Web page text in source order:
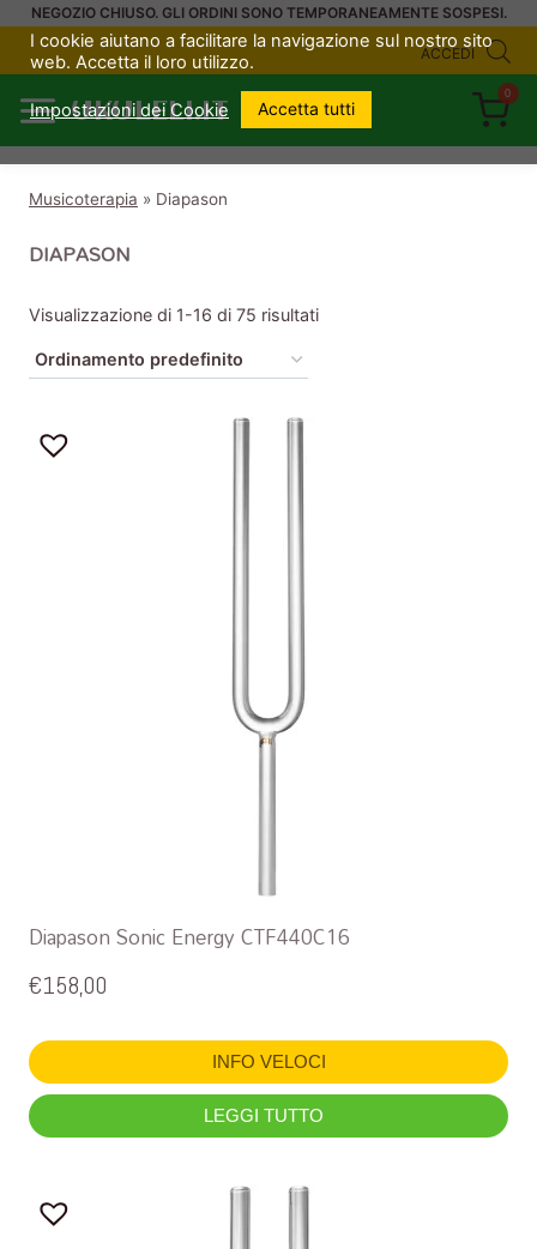
SaltaNEGOZIO CHIUSO. GLI ORDINI SONO TEMPORANEAMENTE SOSPESI.
ACCEDI
UKULELI.IT
0
Musicoterapia » Diapason
DIAPASON
Visualizzazione di 1-16 di 75 risultati
Diapason Sonic Energy CTF440C16
€158,00
INFO VELOCI
LEGGI TUTTO
I cookie aiutano a facilitare la navigazione sul nostro sito
web. Accetta il loro utilizzo.
Impostazioni dei Cookie Accetta tutti